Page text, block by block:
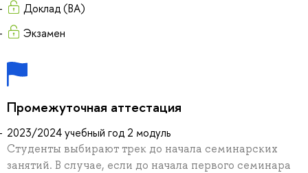
Доклад (ВА)
Экзамен
Промежуточная аттестация
2023/2024 учебный год 2 модуль
Студенты выбирают трек до начала семинарских
занятий. В случае, если до начала первого семинара